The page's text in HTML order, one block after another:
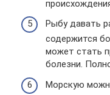
Рыбу давать
содержится
может стать
болезни.
Морскую